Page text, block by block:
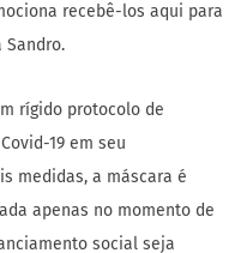
recebê-los aqui para
Sandro.
rígido protocolo de
19 em seu
medidas, a máscara é
apenas no momento de
social seja